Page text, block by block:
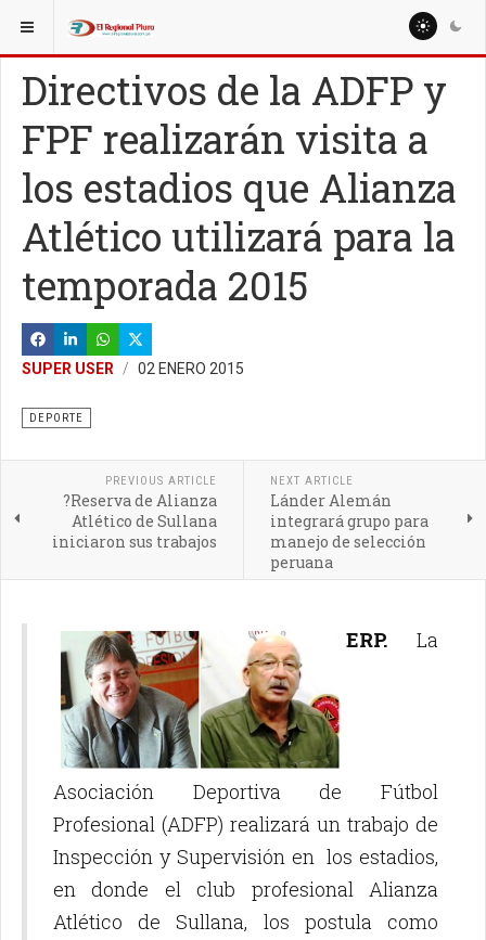
ESTÁ AQUÍ: MISCELANEAS
Directivos de la ADFP y
FPF realizarán visita a
los estadios que Alianza
Atlético utilizará para la
temporada 2015
SUPER USER 02 ENERO 2015
DEPORTE
PREVIOUS ARTICLE
?Reserva de Alianza
Atlético de Sullana
iniciaron sus trabajos
NEXT ARTICLE
Lánder Alemán
integrará grupo para
manejo de selección
peruana
ERP. La
Asociación Deportiva de Fútbol
Profesional (ADFP) realizará un trabajo de
Inspección y Supervisión en los estadios,
en donde el club profesional Alianza
Atlético de Sullana, los postula como